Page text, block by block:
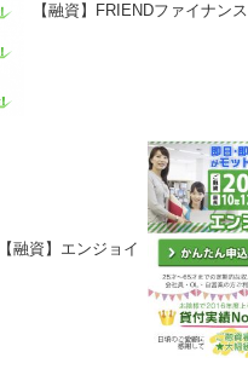
【融資】FRIENDファイナンス
【融資】エンジョイ